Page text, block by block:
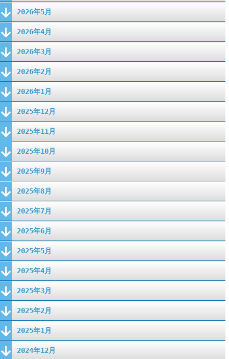
2026年5月
2026年4月
2026年3月
2026年2月
2026年1月
2025年12月
2025年11月
2025年10月
2025年9月
2025年8月
2025年7月
2025年6月
2025年5月
2025年4月
2025年3月
2025年2月
2025年1月
2024年12月